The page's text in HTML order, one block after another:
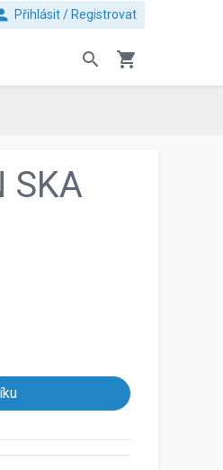
Přihlásit / Registrovat
search shopping_cart
SKA